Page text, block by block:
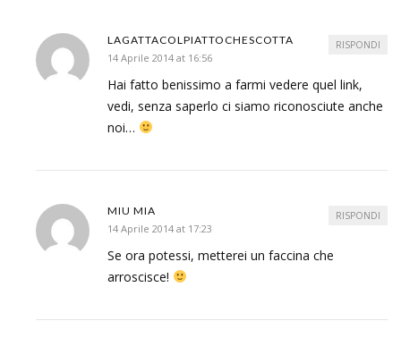
LAGATTACOLPIATTOCHESCOTTA
14 Aprile 2014 at 16:56
Hai fatto benissimo a farmi vedere quel link,
vedi, senza saperlo ci siamo riconosciute anche
noi…
RISPONDI
MIU MIA
14 Aprile 2014 at 17:23
Se ora potessi, metterei un faccina che
arroscisce!
RISPONDI